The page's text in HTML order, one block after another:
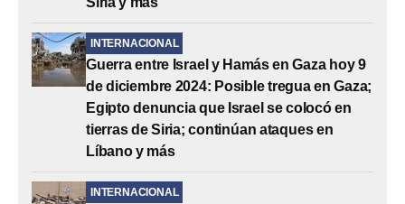
INTERNACIONAL
Guerra entre Israel y Hamás en Gaza hoy 9
de diciembre 2024: Posible tregua en Gaza;
Egipto denuncia que Israel se colocó en
tierras de Siria; continúan ataques en
Líbano y más
INTERNACIONAL